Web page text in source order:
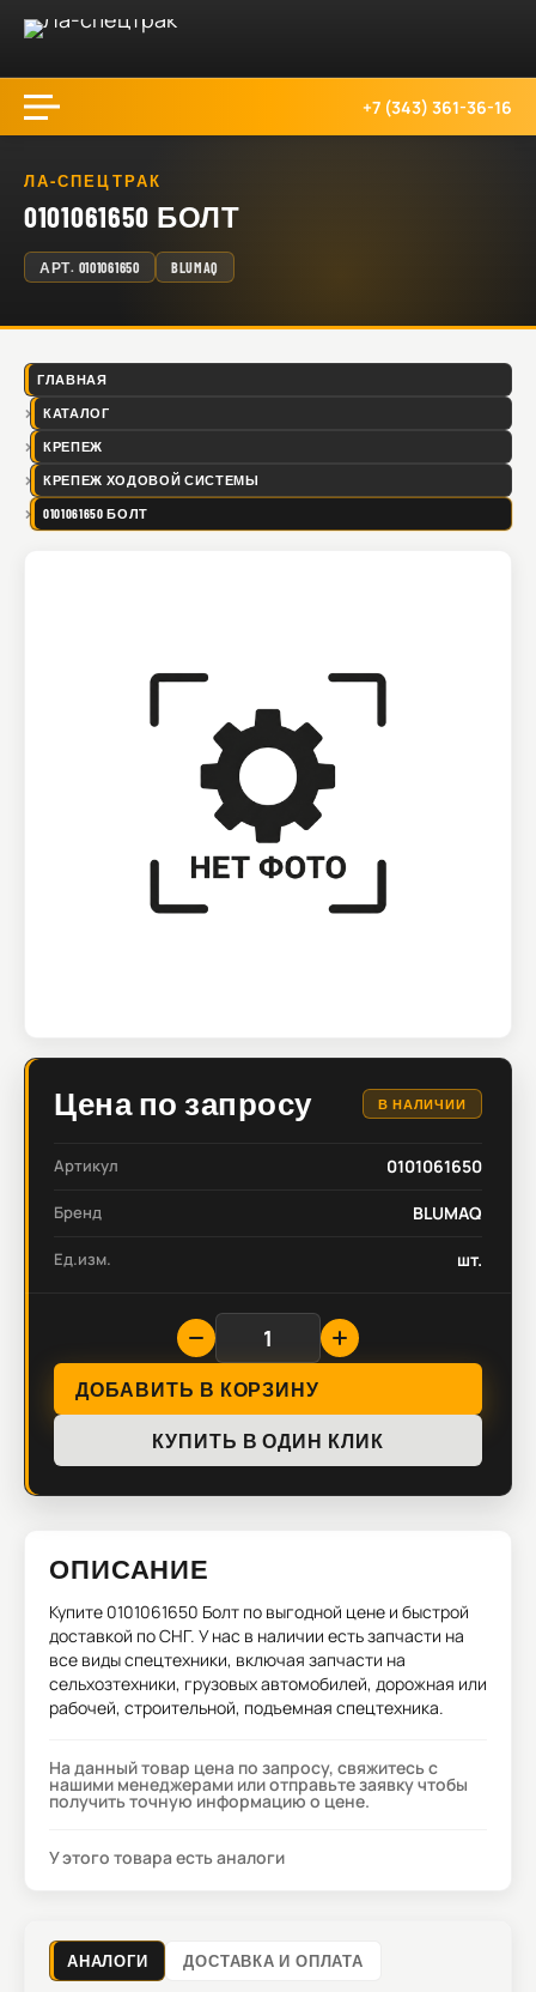
+7 (343) 361-36-16
ЛА-СПЕЦТРАК
0101061650 БОЛТ
АРТ. 0101061650 BLUMAQ
ГЛАВНАЯ
КАТАЛОГ
КРЕПЕЖ
КРЕПЕЖ ХОДОВОЙ СИСТЕМЫ
0101061650 БОЛТ
Цена по запросу В НАЛИЧИИ
Артикул 0101061650
Бренд BLUMAQ
Ед.изм. шт.
ДОБАВИТЬ В КОРЗИНУ
КУПИТЬ В ОДИН КЛИК
ОПИСАНИЕ
Купите 0101061650 Болт по выгодной цене и быстрой
доставкой по СНГ. У нас в наличии есть запчасти на
все виды спецтехники, включая запчасти на
сельхозтехники, грузовых автомобилей, дорожная или
рабочей, строительной, подъемная спецтехника.
На данный товар цена по запросу, свяжитесь с
нашими менеджерами или отправьте заявку чтобы
получить точную информацию о цене.
У этого товара есть аналоги
АНАЛОГИ ДОСТАВКА И ОПЛАТА